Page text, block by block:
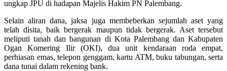
ungkap JPU di hadapan Majelis Hakim PN Palembang.
Selain aliran dana, jaksa juga membeberkan sejumlah aset yang
telah disita, baik bergerak maupun tidak bergerak. Aset tersebut
meliputi tanah dan bangunan di Kota Palembang dan Kabupaten
Ogan Komering Ilir (OKI), dua unit kendaraan roda empat,
perhiasan emas, telepon genggam, kartu ATM, buku tabungan, serta
dana tunai dalam rekening bank.